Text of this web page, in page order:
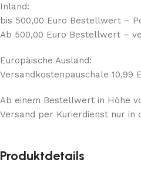
Inland:
bis 500,00 Euro Bestellwert –
Ab 500,00 Euro Bestellwert –
Europäische Ausland:
Versandkostenpauschale 10,99
Ab einem Bestellwert in Höhe
Versand per Kurierdienst nur in
Produktdetails